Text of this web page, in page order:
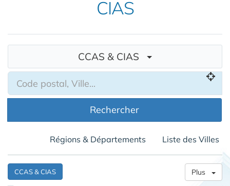
CIAS
CCAS & CIAS
Rechercher
Régions & Départements Liste des Villes
CCAS & CIAS Plus